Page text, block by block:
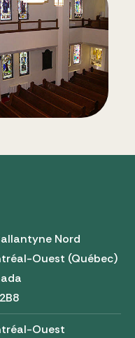
Nord
Ouest (Québec)
Ouest